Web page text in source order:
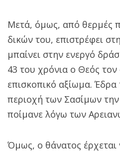
Μετά, όμως, από θερμές
δικών του, επιστρέφει
μπαίνει στην ενεργό
43 του χρόνια ο Θεός
επισκοπικό αξίωμα. Έδρα
περιοχή των Σασίμων
ποίμανε λόγω των
Όμως, ο θάνατος